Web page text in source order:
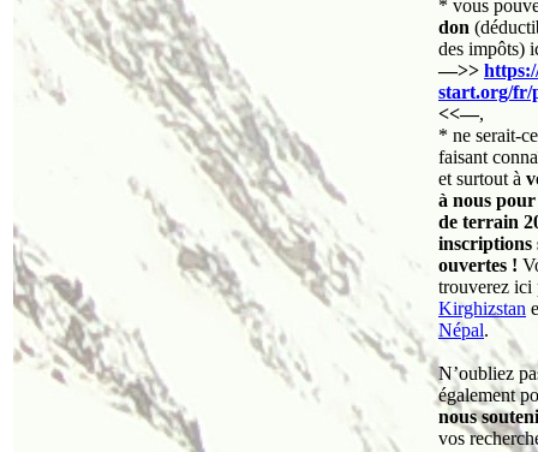
* vous
don
des impôts)
—>>
start.org/fr/
<<—,
* ne serait-
faisant
et surtout à
à nous pour
de terrain
inscriptions
ouvertes !
trouverez ici
Kirghizstan
Népal.
N’oubliez
également
nous
vos